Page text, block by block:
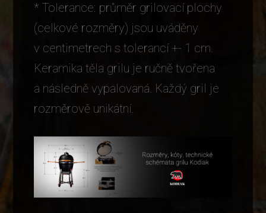
* Tolerance: průměr grilovací plochy
(celkové rozměry) jsou uváděny
v centimetrech s tolerancí +- 1 cm.
Keramika těla grilu je ručně tvořena
a následně vypalovaná. Každý gril je
rozměrově unikátní.